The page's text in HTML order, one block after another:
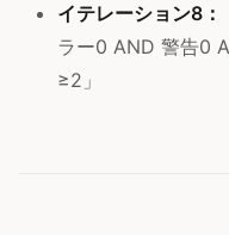
イテレーション8：
ラー0 AND 警告0
≥2」